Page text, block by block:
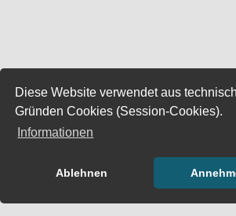
Diese Website verwendet aus
Gründen Cookies (Session-Cookies).
Informationen
Ablehnen